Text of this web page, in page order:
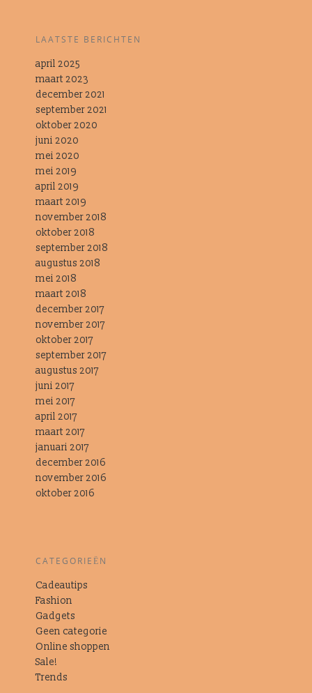
LAATSTE BERICHTEN
april 2025
maart 2023
december 2021
september 2021
oktober 2020
juni 2020
mei 2020
mei 2019
april 2019
maart 2019
november 2018
oktober 2018
september 2018
augustus 2018
mei 2018
maart 2018
december 2017
november 2017
oktober 2017
september 2017
augustus 2017
juni 2017
mei 2017
april 2017
maart 2017
januari 2017
december 2016
november 2016
oktober 2016
CATEGORIEËN
Cadeautips
Fashion
Gadgets
Geen categorie
Online shoppen
Sale!
Trends